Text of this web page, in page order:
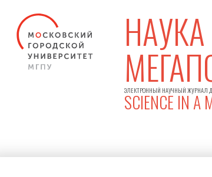
ЭЛЕКТРОННЫЙ НАУЧНЫЙ ЖУРНАЛ
SCIENCE IN A